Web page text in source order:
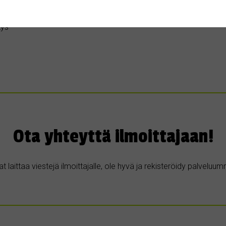
Ota yhteyttä ilmoittajaan!
laittaa viestejä ilmoittajalle, ole hyvä ja rekisteröidy